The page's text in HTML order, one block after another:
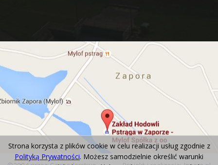
Strona korzysta z plików cookie w celu realizacji usług zgodnie z
Polityką Prywatności. Możesz samodzielnie określić warunki